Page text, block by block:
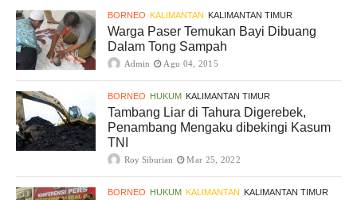
BORNEO KALIMANTAN KALIMANTAN TIMUR
Warga Paser Temukan Bayi Dibuang
Dalam Tong Sampah
Admin Agu 04, 2015
BORNEO HUKUM KALIMANTAN TIMUR
Tambang Liar di Tahura Digerebek,
Penambang Mengaku dibekingi Kasum
TNI
Roy Siburian Mar 25, 2022
BORNEO HUKUM KALIMANTAN KALIMANTAN TIMUR